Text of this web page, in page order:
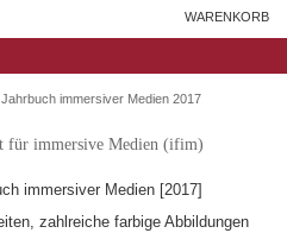
WARENKORB
Jahrbuch immersiver Medien 2017
für immersive Medien (ifim)
immersiver Medien [2017]
zahlreiche farbige Abbildungen